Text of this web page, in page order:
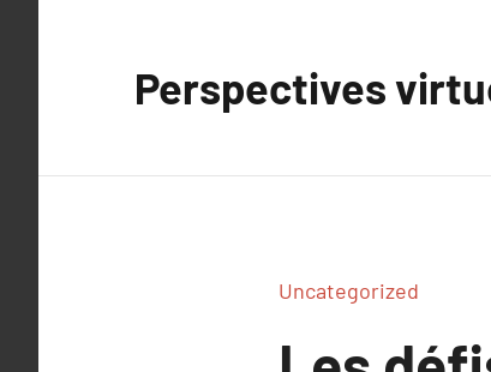
Perspectives
Uncategorized